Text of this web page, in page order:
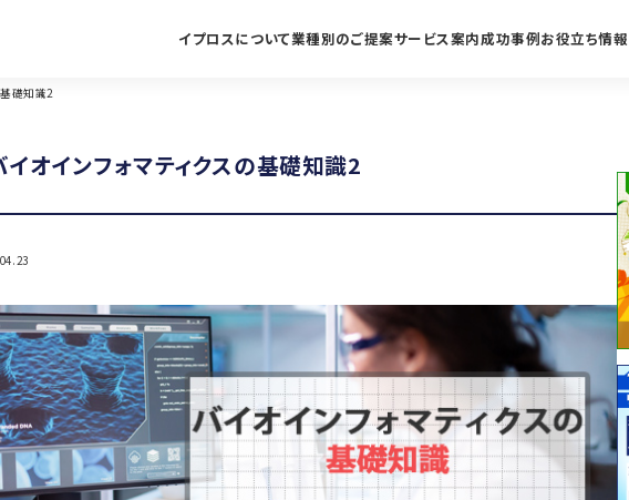
イプロスについて業種別のご提案サービス案内成功事例お役立ち情報
基礎知識2
イオインフォマティクスの基礎知識2